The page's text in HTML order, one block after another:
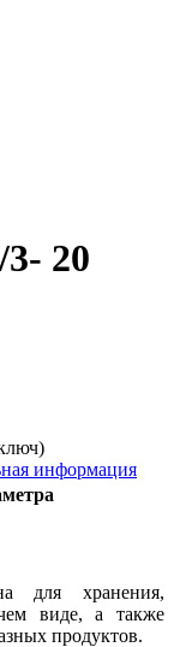
20
информация
для хранения,
виде, а также
продуктов.